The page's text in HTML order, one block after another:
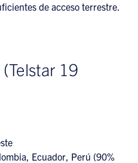
de acceso terrestre.
19
Ecuador, Perú (90%